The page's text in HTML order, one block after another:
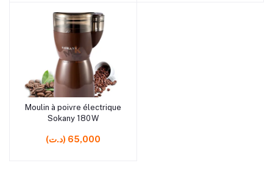
rrrrrr5
Ajouter au panier
Moulin à poivre électrique
Sokany 180 W
(د.ت) 65,000